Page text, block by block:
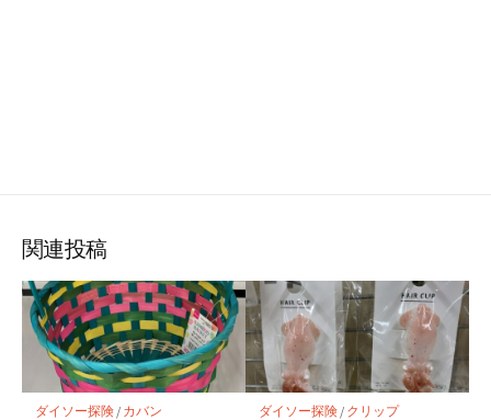
関連投稿
ダイソー探険/ カバン ダイソー探険/ クリップ